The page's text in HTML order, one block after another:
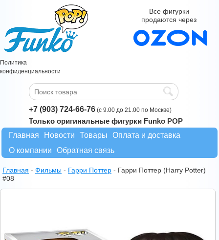
Политика
конфиденциальности
Все фигурки
продаются через
+7 (903) 724-66-76 (с 9.00 до 21.00 по Москве)
Только оригинальные фигурки Funko POP
Главная
Новости Товары
Оплата и доставка
О компании
Обратная связь
Главная - Фильмы - Гарри Поттер - Гарри Поттер (Harry Potter)
#08